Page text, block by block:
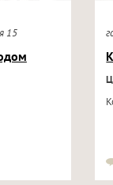
15